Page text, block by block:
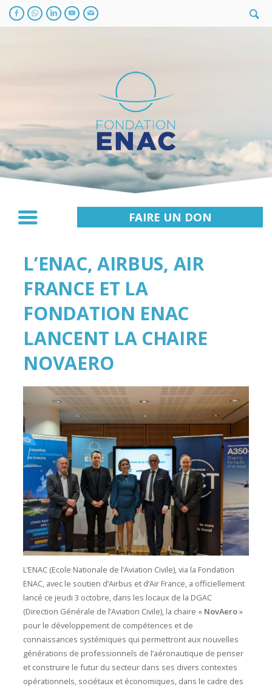
FAIRE UN DON
L’ENAC, AIRBUS, AIR
FRANCE ET LA
FONDATION ENAC
LANCENT LA CHAIRE
NOVAERO
L’ENAC (Ecole Nationale de l’Aviation Civile), via la Fondation
ENAC, avec le soutien d’Airbus et d’Air France, a officiellement
lancé ce jeudi 3 octobre, dans les locaux de la DGAC
(Direction Générale de l’Aviation Civile), la chaire « NovAero»
pour le développement de compétences et de
connaissances systémiques qui permettront aux nouvelles
générations de professionnels de l’aéronautique de penser
et construire le futur du secteur dans ses divers contextes
opérationnels, sociétaux et économiques, dans le cadre des